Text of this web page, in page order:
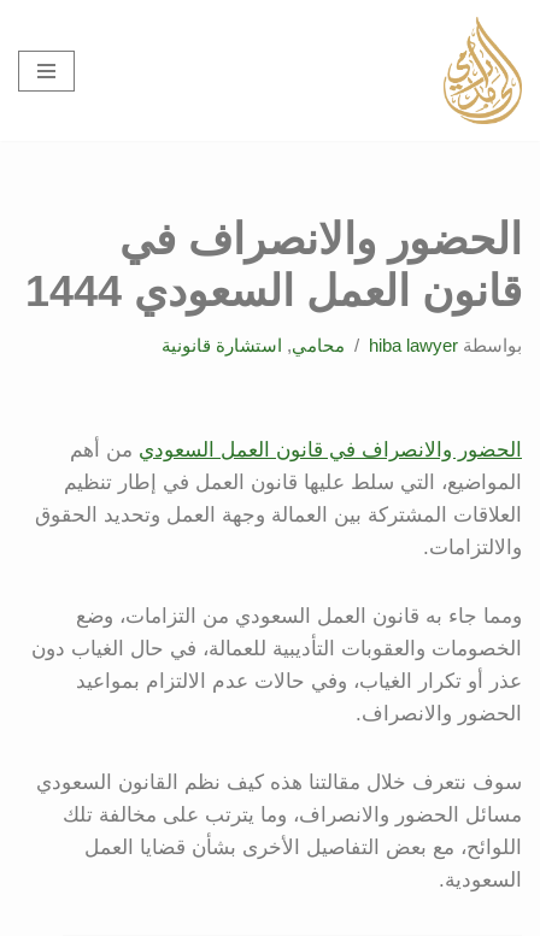
تخطى
إلى
المحتوى
الحضور والانصراف في
قانون العمل السعودي 1444
بواسطة hiba lawyer محامي, استشارة قانونية
الحضور والانصراف في قانون العمل السعودي من أهم
المواضيع، التي سلط عليها قانون العمل في إطار تنظيم
العلاقات المشتركة بين العمالة وجهة العمل وتحديد الحقوق
والالتزامات.
ومما جاء به قانون العمل السعودي من التزامات، وضع
الخصومات والعقوبات التأديبية للعمالة، في حال الغياب دون
عذر أو تكرار الغياب، وفي حالات عدم الالتزام بمواعيد
الحضور والانصراف.
سوف نتعرف خلال مقالتنا هذه كيف نظم القانون السعودي
مسائل الحضور والانصراف، وما يترتب على مخالفة تلك
اللوائح، مع بعض التفاصيل الأخرى بشأن قضايا العمل
السعودية.